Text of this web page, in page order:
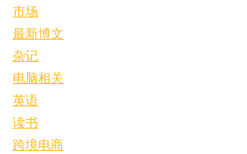
市场
最新博文
杂记
电脑相关
英语
读书
跨境电商